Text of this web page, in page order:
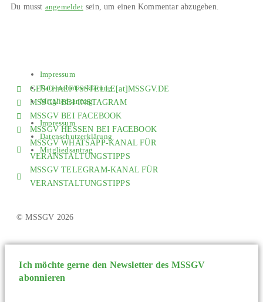
Du musst angemeldetsein, um einen Kommentar abzugeben.
Impressum
Datenschutzerklärung
Mitgliedsantrag
Impressum
Datenschutzerklärung
Mitgliedsantrag
GESCHAEFTSSTELLE[at]MSSGV.DE
MSSGV BEI INSTAGRAM
MSSGV BEI FACEBOOK
MSSGV HESSEN BEI FACEBOOK
MSSGV WHATSAPP-KANAL FÜR
VERANSTALTUNGSTIPPS
MSSGV TELEGRAM-KANAL FÜR
VERANSTALTUNGSTIPPS
© MSSGV 2026
Ich möchte gerne den Newsletter des MSSGV
abonnieren